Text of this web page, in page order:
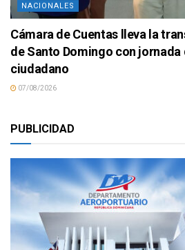
NACIONALES
Cámara de Cuentas lleva la
de Santo Domingo con
ciudadano
07/08/2026
PUBLICIDAD